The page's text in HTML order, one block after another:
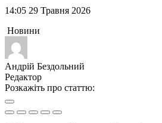
14:05 29 Травня 2026
Новини
Андрій Бездольний
Редактор
Розкажіть про статтю: